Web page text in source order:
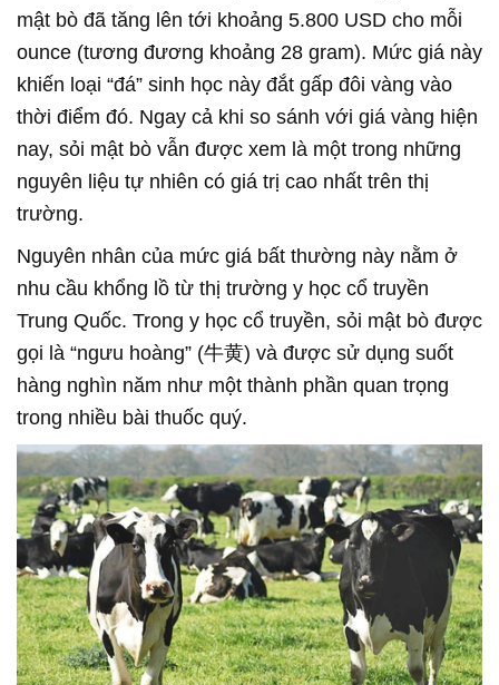
mật bò đã tăng lên tới khoảng 5.800 USD cho mỗi
ounce (tương đương khoảng 28 gram). Mức giá này
khiến loại “đá” sinh học này đắt gấp đôi vàng vào
thời điểm đó. Ngay cả khi so sánh với giá vàng hiện
nay, sỏi mật bò vẫn được xem là một trong những
nguyên liệu tự nhiên có giá trị cao nhất trên thị
trường.
Nguyên nhân của mức giá bất thường này nằm ở
nhu cầu khổng lồ từ thị trường y học cổ truyền
Trung Quốc. Trong y học cổ truyền, sỏi mật bò được
gọi là “ngưu hoàng” (牛黄) và được sử dụng suốt
hàng nghìn năm như một thành phần quan trọng
trong nhiều bài thuốc quý.